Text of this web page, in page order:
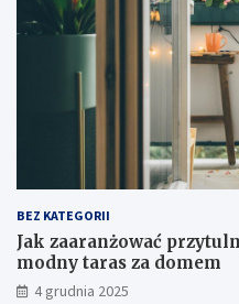
BEZ KATEGORII
Jak zaaranżować
modny taras za domem
4 grudnia 2025